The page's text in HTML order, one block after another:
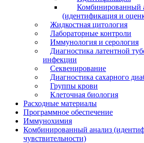
Комбинированный
(идентификация и
Жидкостная цитология
Лабораторные контроли
Иммунология и серология
Диагностика латентной
инфекции
Секвенирование
Диагностика сахарного
Группы крови
Клеточная биология
Расходные материалы
Программное обеспечение
Иммунохимия
Комбинированный анализ
чувствительности)